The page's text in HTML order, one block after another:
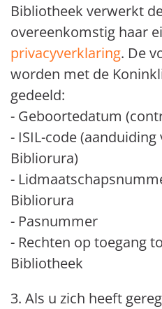
Bibliotheek verwerkt
overeenkomstig haar
privacyverklaring. De
worden met de
gedeeld:
- Geboortedatum
- ISIL-code
Bibliorura)
-
Bibliorura
- Pasnummer
- Rechten op toegang
Bibliotheek
3. Als u zich heeft